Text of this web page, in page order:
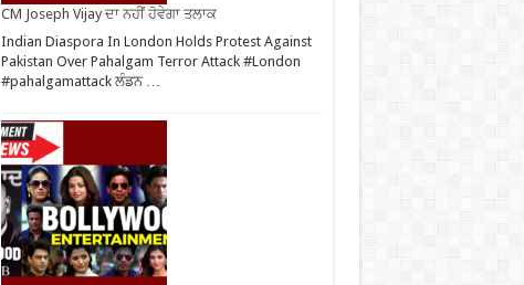
CM Joseph Vijay ਦਾ ਨਹੀਂ ਹੋਵੇਗਾ ਤਲਾਕ
Indian Diaspora In London Holds Protest Against
Pakistan Over Pahalgam Terror Attack #London
#pahalgamattack ਲੰਡਨ …